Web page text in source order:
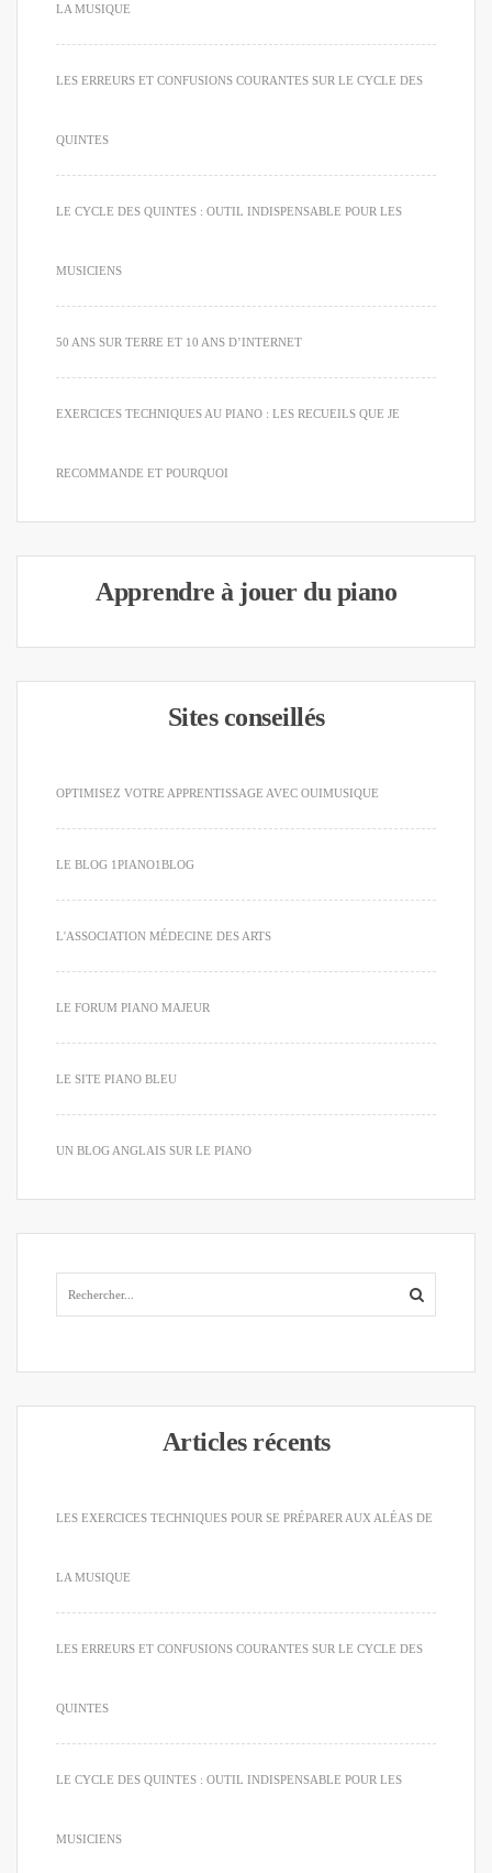
LA MUSIQUE
LES ERREURS ET CONFUSIONS COURANTES SUR LE CYCLE DES
QUINTES
LE CYCLE DES QUINTES : OUTIL INDISPENSABLE POUR LES
MUSICIENS
50 ANS SUR TERRE ET 10 ANS D’INTERNET
EXERCICES TECHNIQUES AU PIANO : LES RECUEILS QUE JE
RECOMMANDE ET POURQUOI
Apprendre à jouer du piano
Sites conseillés
OPTIMISEZ VOTRE APPRENTISSAGE AVEC OUIMUSIQUE
LE BLOG 1PIANO1BLOG
L'ASSOCIATION MÉDECINE DES ARTS
LE FORUM PIANO MAJEUR
LE SITE PIANO BLEU
UN BLOG ANGLAIS SUR LE PIANO
Articles récents
LES EXERCICES TECHNIQUES POUR SE PRÉPARER AUX ALÉAS DE
LA MUSIQUE
LES ERREURS ET CONFUSIONS COURANTES SUR LE CYCLE DES
QUINTES
LE CYCLE DES QUINTES : OUTIL INDISPENSABLE POUR LES
MUSICIENS